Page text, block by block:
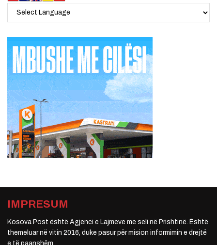
IMPRESUM
Kosova Post është Agjenci e Lajmeve me seli në Prishtinë. Është
themeluar në vitin 2016, duke pasur për mision informimin e drejtë
e të paanshëm.